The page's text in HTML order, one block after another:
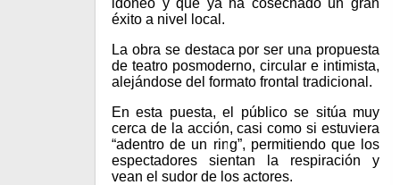
idóneo y que ya ha cosechado un gran
éxito a nivel local.
La obra se destaca por ser una propuesta
de teatro posmoderno, circular e intimista,
alejándose del formato frontal tradicional.
En esta puesta, el público se sitúa muy
cerca de la acción, casi como si estuviera
“adentro de un ring”, permitiendo que los
espectadores sientan la respiración y
vean el sudor de los actores.